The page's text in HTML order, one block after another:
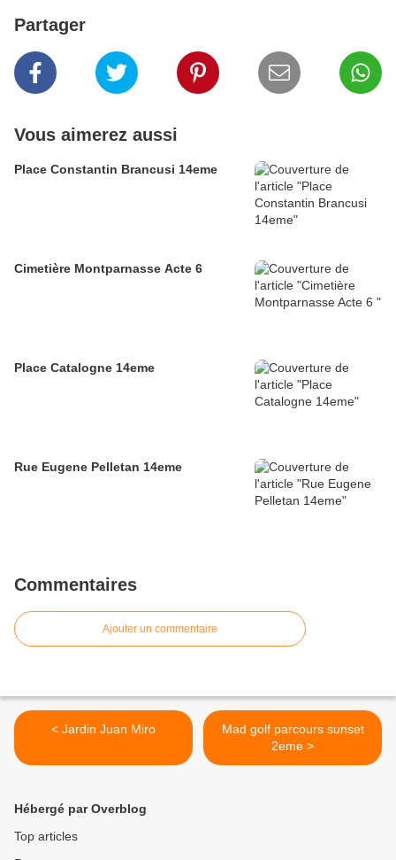
Partager
Vous aimerez aussi
Place Constantin Brancusi 14eme
Cimetière Montparnasse Acte 6
Place Catalogne 14eme
Rue Eugene Pelletan 14eme
Commentaires
Ajouter un commentaire
< Jardin Juan Miro
Mad golf parcours sunset
2eme >
Hébergé par Overblog
Top articles